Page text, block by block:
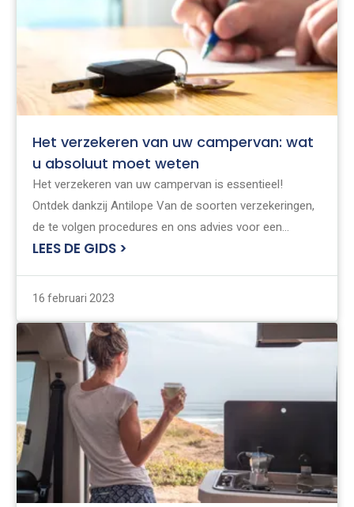
Het verzekeren van uw campervan: wat
u absoluut moet weten
Het verzekeren van uw campervan is essentieel!
Ontdek dankzij Antilope Van de soorten verzekeringen,
de te volgen procedures en ons advies voor een
optimale dekking.
LEES DE GIDS >
16 februari 2023